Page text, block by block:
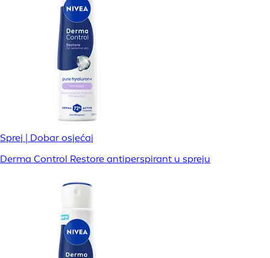
Sprej | Dobar osjećaj
Derma Control Restore antiperspirant u spreju